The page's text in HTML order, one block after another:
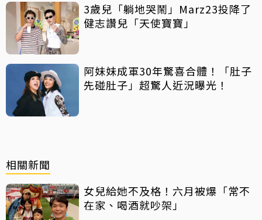
3歲兒「躺地哭鬧」Marz23投降了
健志讚兒「天使寶寶」
阿妹妹成軍30年驚喜合體！「肚子
先碰肚子」超驚人近況曝光！
相關新聞
女兒給她不及格！六月被爆「常不
在家、喝酒就吵架」